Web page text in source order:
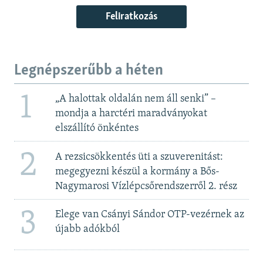
Feliratkozás
Legnépszerűbb a héten
1
„A halottak oldalán nem áll senki” –
mondja a harctéri maradványokat
elszállító önkéntes
2
A rezsicsökkentés üti a szuverenitást:
megegyezni készül a kormány a Bős-
Nagymarosi Vízlépcsőrendszerről 2. rész
3
Elege van Csányi Sándor OTP-vezérnek az
újabb adókból